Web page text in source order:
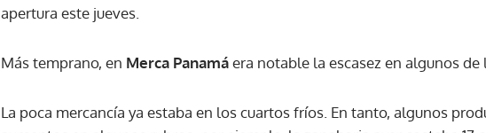
apertura este jueves.
Más temprano, en Merca Panamáera notable la escasez en algunos de
La poca mercancía ya estaba en los cuartos fríos. En tanto, algunos